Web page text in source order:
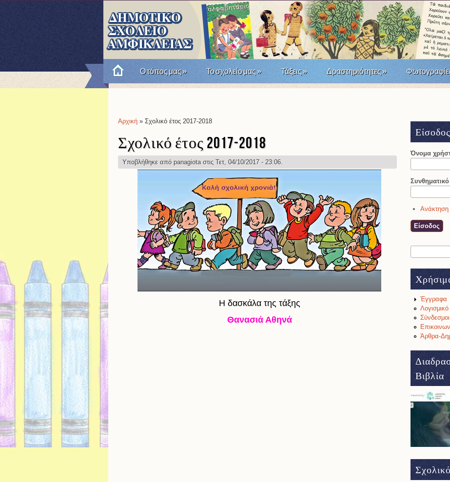
Ο τόπος μας» Το σχολείο μας» Τάξεις» Δραστηριότητες»
Είστε εδώ
Αρχική » Σχολικό έτος 2017-2018
Σχολικό έτος 2017-2018
Υποβλήθηκε από panagiotaστις Τετ, 04/10/2017 - 23:06.
Η δασκάλα της τάξης
Θανασιά Αθηνά
Είσοδος
Όνομα
Συνθηματικό
Ανάκτηση
Φόρμα
Αναζήτηση
Έγγραφα
Λογισμικό
Σύνδεσμοι
Άρθρα-
Βιβλία